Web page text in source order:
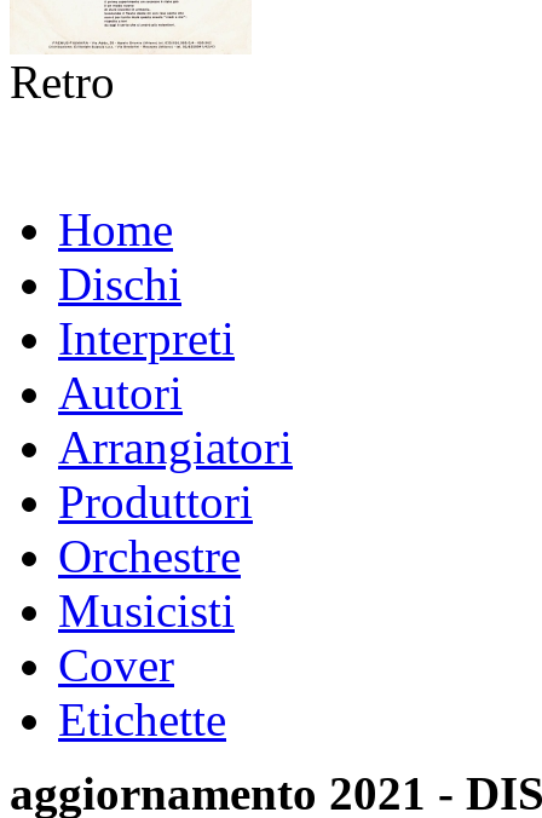
Retro
Home
Dischi
Interpreti
Autori
Arrangiatori
Produttori
Orchestre
Musicisti
Cover
Etichette
aggiornamento 2021 -